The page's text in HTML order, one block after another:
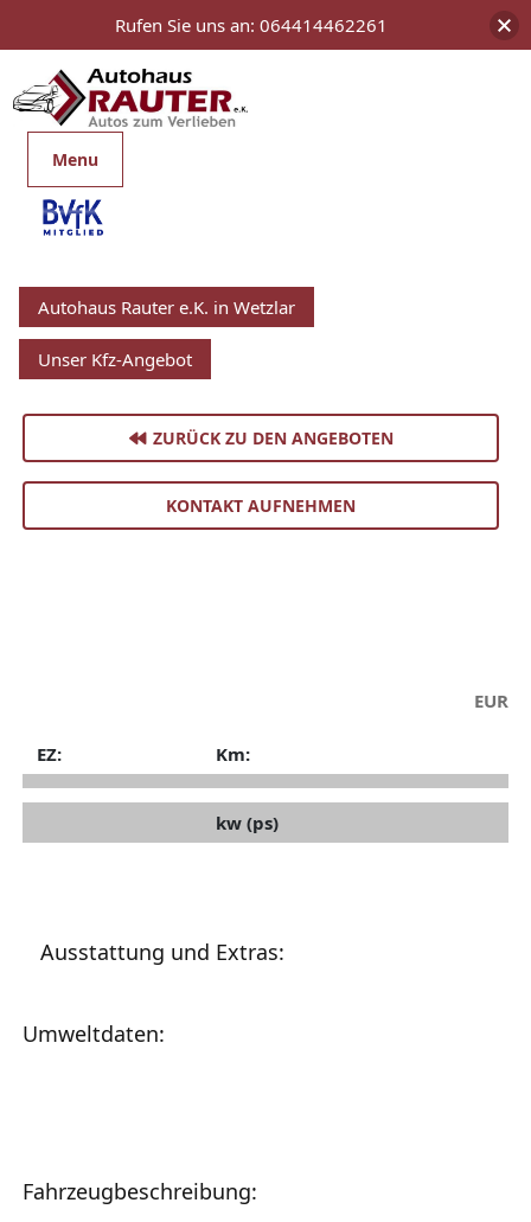
Menu
Autohaus Rauter e.K. in Wetzlar
Unser Kfz-Angebot
ZURÜCK ZU DEN ANGEBOTEN
KONTAKT AUFNEHMEN
EUR
EZ: Km:
kw (ps)
Ausstattung und Extras:
Umweltdaten:
Fahrzeugbeschreibung:
Rufen Sie uns an: 064414462261